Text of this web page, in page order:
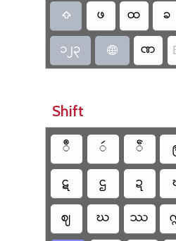
 ဖ ထ ခ
၁၂၃
 ဏ
Shift
ဳ ဴ ဵ
ဋ
ဌ ဍ
ဈ
ဃ ဿ